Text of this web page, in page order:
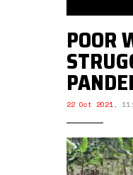
POOR
22 Oct 2021,